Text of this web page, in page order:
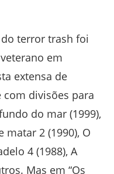
terror trash foi
em
extensa de
divisões para
do mar (1999),
matar 2 (1990), O
4 (1988), A
Mas em “Os